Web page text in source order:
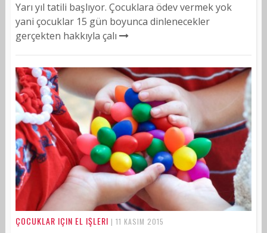
Yarı yıl tatili başlıyor. Çocuklara ödev vermek yok
yani çocuklar 15 gün boyunca dinlenecekler
gerçekten hakkıyla çalı
ÇOCUKLAR IÇIN EL IŞLERI | 11 KASIM 2015